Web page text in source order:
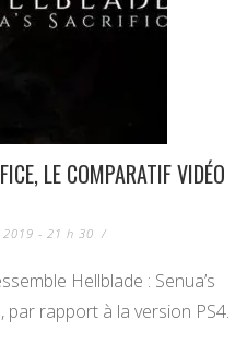
LE COMPARATIF VIDÉO
2019 - 21 h 30 /
Hellblade : Senua’s
rapport à la version PS4.